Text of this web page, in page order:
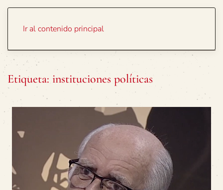
Ir al contenido principal
Etiqueta: instituciones políticas